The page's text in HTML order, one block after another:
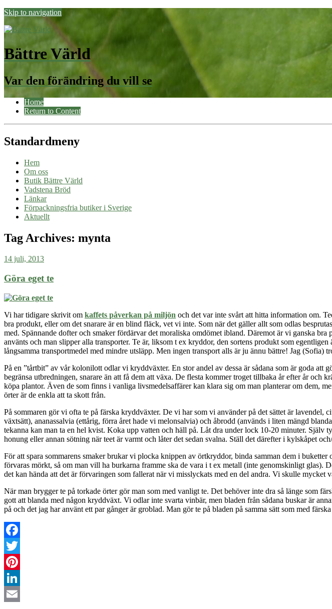
Skip to navigation
Bättre Värld
Var den förändring du vill se
Home
Return to Content
Standardmeny
Hem
Om oss
Butik Bättre Värld
Vadstena Bröd
Länkar
Förpackningsfria butiker i Sverige
Aktuellt
Tag Archives: mynta
14 juli, 2013
Göra eget te
Vi har tidigare skrivit om kaffets påverkan på miljön och det var inte svårt att hitta information om.
bra produkt, eller om det snarare är en blind fläck, vet vi inte. Som när det gäller allt som odlas
med. Spännande dofter och smaker fördärvar det moraliska omdömet ibland. Däremot är vi ganska
använts och man slipper alla transporter. Te är, liksom t ex kryddor, den sortens produkt som
långsamma transportmedel med mindre utsläpp. Men ingen transport alls är ju ännu bättre! Jag
På en ”tårtbit” av vår kolonilott odlar vi kryddväxter. En stor andel av dessa är sådana som är goda
begränsa utbredningen, snarare än att få dem att växa. De flesta kommer troget tillbaka år efter år
köpa plantor. Även de som finns i vanliga livsmedelsaffärer kan klara sig om man planterar om dem,
örter är de enkla att ta skott från.
På sommaren gör vi ofta te på färska kryddväxter. De vi har som vi använder på det sättet är
växtsätt), ananassalvia (ettårig, förra året hade vi melonsalvia) och åbrodd (används i liten mängd
tekanna kan man ta en hel kvist. Koka upp vatten och häll på. Låt dra under lock 10-20 minuter. Själv
honung eller annan sötning när teet är varmt och låter det sedan svalna. Ställ det därefter i kylskåpet
För att spara sommarens smaker brukar vi plocka knippen av örtkryddor, binda samman dem i
förvaras mörkt, så om man vill ha burkarna framme ska de vara i t ex metall (inte genomskinligt glas).
det kan hända att det är förvaringen som fallerat när vi misslyckats med en del andra. Vi skulle
När man brygger te på torkade örter gör man som med vanligt te. Det behöver inte dra så länge som
gott att blanda med någon kryddväxt. Vi odlar inte svarta vinbär, men bladen från sådana buskar är
på och det jag har använt ett par gånger är groblad. Man gör te på bladen på samma sätt som med
Facebook
Twitter
Pinterest
LinkedIn